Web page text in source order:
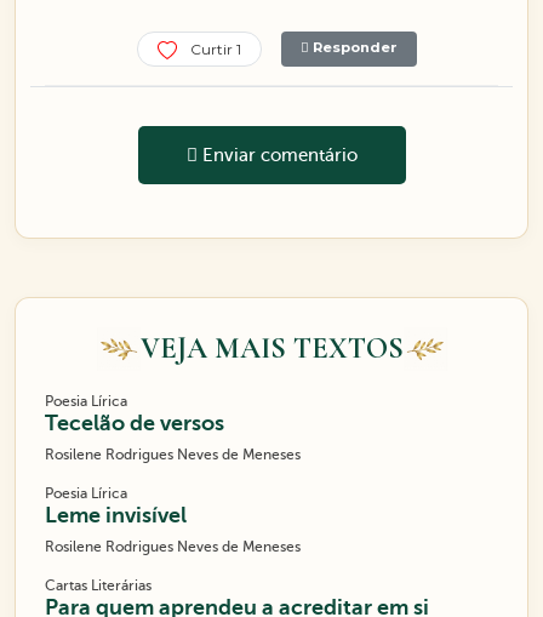
Curtir 1 Responder
Enviar comentário
VEJA MAIS TEXTOS
Poesia Lírica
Tecelão de versos
Rosilene Rodrigues Neves de Meneses
Poesia Lírica
Leme invisível
Rosilene Rodrigues Neves de Meneses
Cartas Literárias
Para quem aprendeu a acreditar em si